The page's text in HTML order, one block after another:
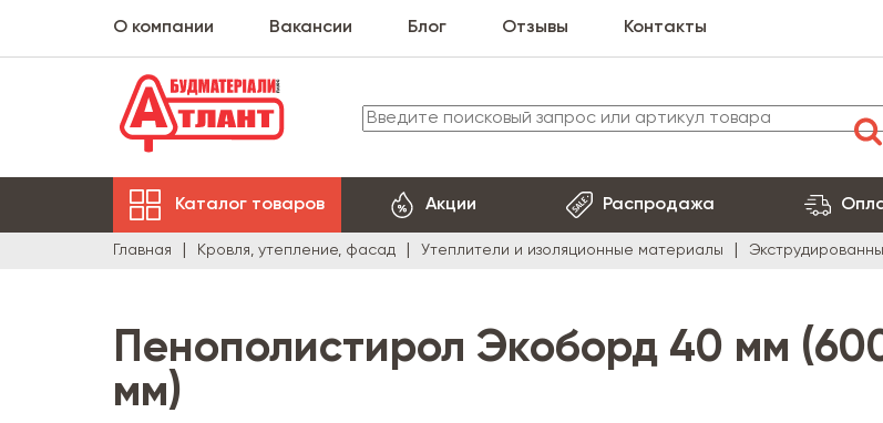
О компании Вакансии Блог Отзывы Контакты
Каталог товаров Акции Распродажа
Главная Кровля, утепление, фасад Утеплители и изоляционные материалы
Пенополистирол Экоборд 40 мм
мм)